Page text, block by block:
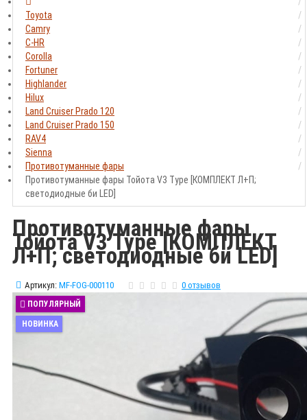
Toyota
Camry
C-HR
Corolla
Fortuner
Highlander
Hilux
Land Cruiser Prado 120
Land Cruiser Prado 150
RAV4
Sienna
Противотуманные фары
Противотуманные фары Тойота V3 Type [КОМПЛЕКТ Л+П;
светодиодные би LED]
Противотуманные фары
Тойота V3 Type [КОМПЛЕКТ
Л+П; светодиодные би LED]
Артикул: MF-FOG-000110 0 отзывов
ПОПУЛЯРНЫЙ
НОВИНКА